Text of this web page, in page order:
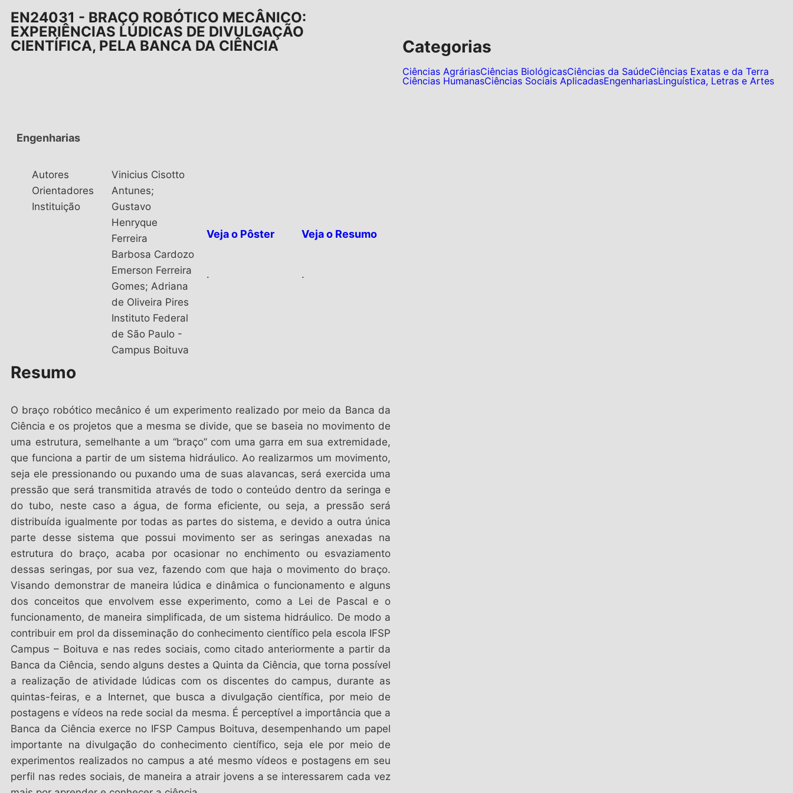
EN24031 - BRAÇO ROBÓTICO MECÂNICO:
EXPERIÊNCIAS LÚDICAS DE DIVULGAÇÃO
CIENTÍFICA, PELA BANCA DA CIÊNCIA
Engenharias
Autores
Orientadores
Instituição
Vinicius Cisotto
Antunes;
Gustavo
Henryque
Ferreira
Barbosa Cardozo
Emerson Ferreira
Gomes; Adriana
de Oliveira Pires
Instituto Federal
de São Paulo -
Campus Boituva
Veja o Pôster
.
Veja o Resumo
.
Resumo
O braço robótico mecânico é um experimento realizado por meio da Banca da
Ciência e os projetos que a mesma se divide, que se baseia no movimento de
uma estrutura, semelhante a um “braço” com uma garra em sua extremidade,
que funciona a partir de um sistema hidráulico. Ao realizarmos um movimento,
seja ele pressionando ou puxando uma de suas alavancas, será exercida uma
pressão que será transmitida através de todo o conteúdo dentro da seringa e
do tubo, neste caso a água, de forma eficiente, ou seja, a pressão será
distribuída igualmente por todas as partes do sistema, e devido a outra única
parte desse sistema que possui movimento ser as seringas anexadas na
estrutura do braço, acaba por ocasionar no enchimento ou esvaziamento
dessas seringas, por sua vez, fazendo com que haja o movimento do braço.
Visando demonstrar de maneira lúdica e dinâmica o funcionamento e alguns
dos conceitos que envolvem esse experimento, como a Lei de Pascal e o
funcionamento, de maneira simplificada, de um sistema hidráulico. De modo a
contribuir em prol da disseminação do conhecimento científico pela escola IFSP
Campus – Boituva e nas redes sociais, como citado anteriormente a partir da
Banca da Ciência, sendo alguns destes a Quinta da Ciência, que torna possível
a realização de atividade lúdicas com os discentes do campus, durante as
quintas-feiras, e a Internet, que busca a divulgação científica, por meio de
postagens e vídeos na rede social da mesma. É perceptível a importância que a
Banca da Ciência exerce no IFSP Campus Boituva, desempenhando um papel
importante na divulgação do conhecimento científico, seja ele por meio de
experimentos realizados no campus a até mesmo vídeos e postagens em seu
perfil nas redes sociais, de maneira a atrair jovens a se interessarem cada vez
Categorias
Ciências AgráriasCiências BiológicasCiências da SaúdeCiências Exatas e da Terra
Ciências HumanasCiências Sociais AplicadasEngenhariasLinguística, Letras e Artes